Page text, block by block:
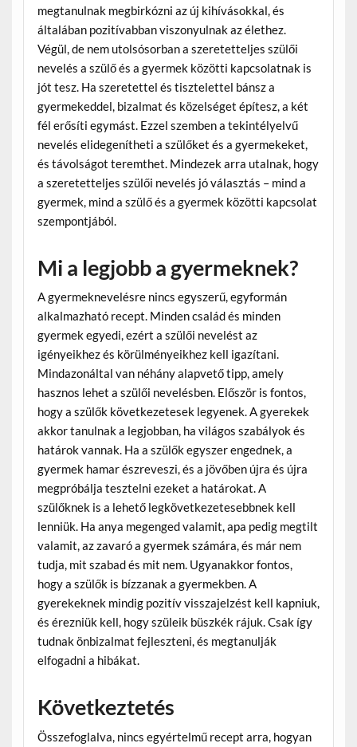
megtanulnak megbirkózni az új kihívásokkal, és
általában pozitívabban viszonyulnak az élethez.
Végül, de nem utolsósorban a szeretetteljes szülői
nevelés a szülő és a gyermek közötti kapcsolatnak is
jót tesz. Ha szeretettel és tisztelettel bánsz a
gyermekeddel, bizalmat és közelséget építesz, a két
fél erősíti egymást. Ezzel szemben a tekintélyelvű
nevelés elidegenítheti a szülőket és a gyermekeket,
és távolságot teremthet. Mindezek arra utalnak, hogy
a szeretetteljes szülői nevelés jó választás – mind a
gyermek, mind a szülő és a gyermek közötti kapcsolat
szempontjából.
Mi a legjobb a gyermeknek?
A gyermeknevelésre nincs egyszerű, egyformán
alkalmazható recept. Minden család és minden
gyermek egyedi, ezért a szülői nevelést az
igényeikhez és körülményeikhez kell igazítani.
Mindazonáltal van néhány alapvető tipp, amely
hasznos lehet a szülői nevelésben. Először is fontos,
hogy a szülők következetesek legyenek. A gyerekek
akkor tanulnak a legjobban, ha világos szabályok és
határok vannak. Ha a szülők egyszer engednek, a
gyermek hamar észreveszi, és a jövőben újra és újra
megpróbálja tesztelni ezeket a határokat. A
szülőknek is a lehető legkövetkezetesebbnek kell
lenniük. Ha anya megenged valamit, apa pedig megtilt
valamit, az zavaró a gyermek számára, és már nem
tudja, mit szabad és mit nem. Ugyanakkor fontos,
hogy a szülők is bízzanak a gyermekben. A
gyerekeknek mindig pozitív visszajelzést kell kapniuk,
és érezniük kell, hogy szüleik büszkék rájuk. Csak így
tudnak önbizalmat fejleszteni, és megtanulják
elfogadni a hibákat.
Következtetés
Összefoglalva, nincs egyértelmű recept arra, hogyan